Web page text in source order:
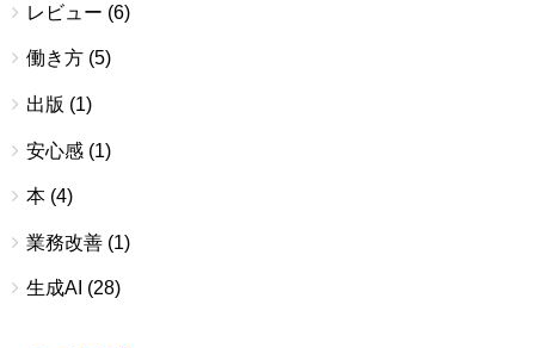
レビュー (6)
働き方 (5)
出版 (1)
安心感 (1)
本 (4)
業務改善 (1)
生成AI (28)